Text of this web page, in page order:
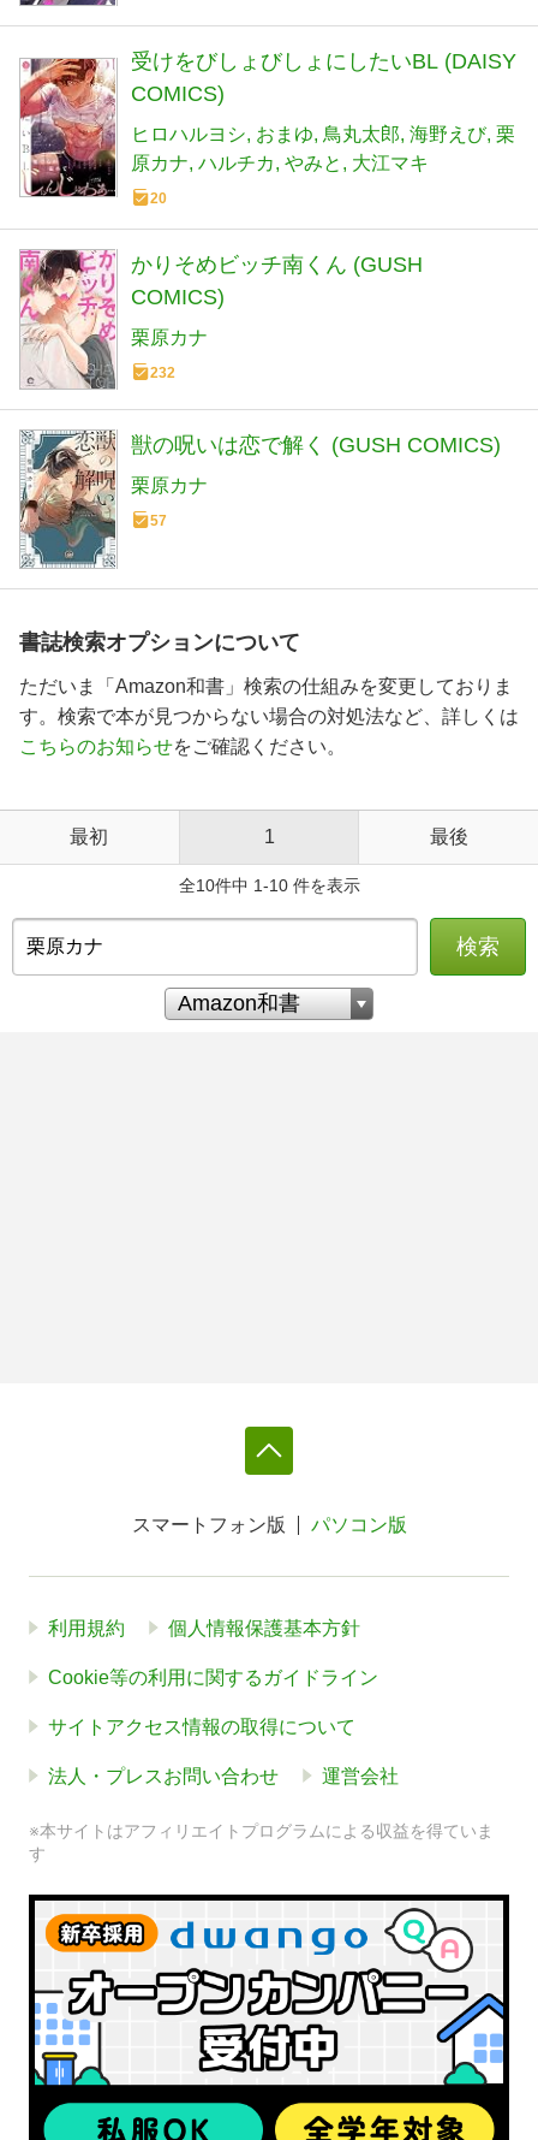
受けをびしょびしょにしたいBL (DAISY
COMICS)
ヒロハルヨシ おまゆ 鳥丸太郎 海野えび 栗
原カナ ハルチカ やみと 大江マキ
20
かりそめビッチ南くん (GUSH
COMICS)
栗原カナ
232
獣の呪いは恋で解く (GUSH COMICS)
栗原カナ
57
書誌検索オプションについて
ただいま「Amazon和書」検索の仕組みを変更しておりま
す。検索で本が見つからない場合の対処法など、詳しくは
こちらのお知らせをご確認ください。
最初 1 最後
全10件中 1-10 件を表示
検索
スマートフォン版 パソコン版
利用規約 個人情報保護基本方針
Cookie等の利用に関するガイドライン
サイトアクセス情報の取得について
法人・プレスお問い合わせ 運営会社
※本サイトはアフィリエイトプログラムによる収益を得ていま
す